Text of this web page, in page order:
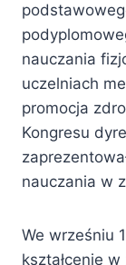
nauczania
uczelniach
promocja
Kongresu
nauczania w
We wrześniu
kształcenie